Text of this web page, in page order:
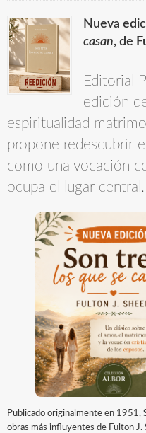
Nueva
casan, de
Editorial
edición
espiritualidad
propone redescubrir
como una vocación
ocupa el lugar central.
Publicado originalmente en 1951,
obras más influyentes de Fulton J.